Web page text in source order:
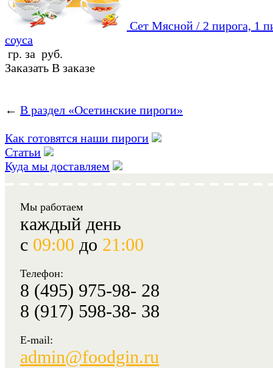
Сет Мясной / 2 пирога, 1
соуса
гр. за руб.
Заказать В заказе
← В раздел «Осетинские пироги»
Как готовятся наши пироги
Статьи
Куда мы доставляем
Мы работаем
каждый день
с 09:00 до 21:00
Телефон:
8 (495) 975-98- 28
8 (917) 598-38- 38
E-mail:
admin@foodgin.ru